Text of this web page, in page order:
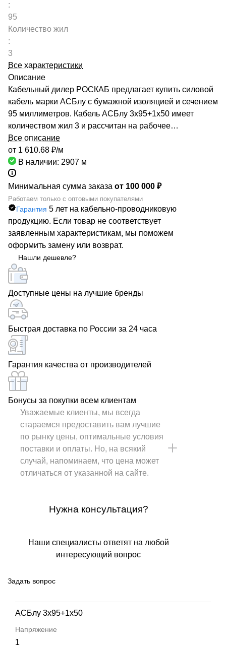
:
95
Количество жил
:
3
Все характеристики
Описание
Кабельный дилер РОСКАБ предлагает купить силовой
кабель марки АСБлу с бумажной изоляцией и сечением
95 миллиметров. Кабель АСБлу 3х95+1х50 имеет
количеством жил 3 и рассчитан на рабочее
напряжение до 1 киловольт. Качество продукции
подтверждено сертификатами производителей и
Госстандарта. Мы гарантируем низкие цены за счет
сотрудничества с такими предприятиями, как ОАО
«СЕВКАБЕЛЬ», ОАО «КАМКАБЕЛЬ», ОАО «ЭКЗ».
Каталог компании насчитывает более 70000
маркоразмеров кабельно-проводниковой продукции.
Быстрая доставка кабеля АСБлу 3х95+1х50
обеспечивается большой сетью собственных складов
по всей России. РОСКАБ – ваш надежный партнер!
Все описание
от 1 610.68 ₽/м
В наличии: 2907 м
Минимальная сумма заказа от 100 000 ₽
Работаем только с оптовыми покупателями
Гарантия 5 лет на кабельно-проводниковую
продукцию. Если товар не соответствует
заявленным характеристикам, мы поможем
оформить замену или возврат.
Нашли дешевле?
Доступные цены на лучшие бренды
Быстрая доставка по России за 24 часа
Гарантия качества от производителей
Бонусы за покупки всем клиентам
Уважаемые клиенты, мы всегда
стараемся предоставить вам лучшие
по рынку цены, оптимальные условия
поставки и оплаты. Но, на всякий
случай, напоминаем, что цена может
отличаться от указанной на сайте.
Нужна консультация?
Наши специалисты ответят на любой
интересующий вопрос
Задать вопрос
АСБлу 3х95+1х50
1